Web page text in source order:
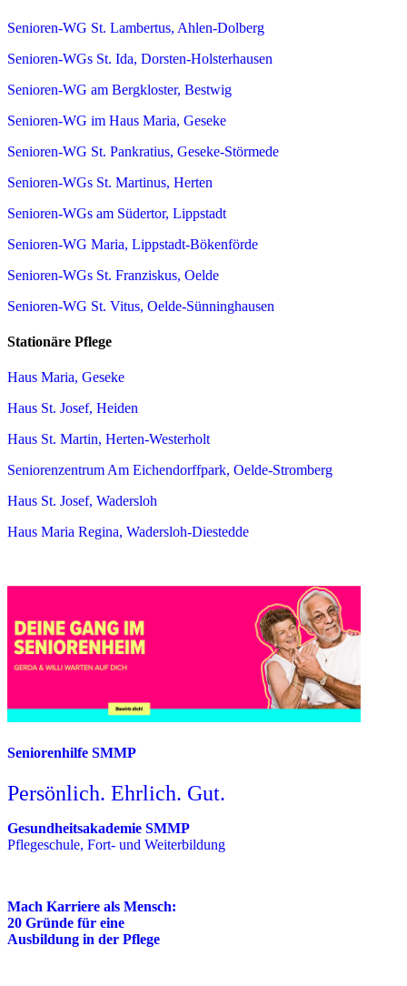
Senioren-WG St. Lambertus, Ahlen-Dolberg
Senioren-WGs St. Ida, Dorsten-Holsterhausen
Senioren-WG am Bergkloster, Bestwig
Senioren-WG im Haus Maria, Geseke
Senioren-WG St. Pankratius, Geseke-Störmede
Senioren-WGs St. Martinus, Herten
Senioren-WGs am Südertor, Lippstadt
Senioren-WG Maria, Lippstadt-Bökenförde
Senioren-WGs St. Franziskus, Oelde
Senioren-WG St. Vitus, Oelde-Sünninghausen
Stationäre Pflege
Haus Maria, Geseke
Haus St. Josef, Heiden
Haus St. Martin, Herten-Westerholt
Seniorenzentrum Am Eichendorffpark, Oelde-Stromberg
Haus St. Josef, Wadersloh
Haus Maria Regina, Wadersloh-Diestedde
Seniorenhilfe SMMP
Persönlich. Ehrlich. Gut.
Gesundheitsakademie SMMP
Pflegeschule, Fort- und Weiterbildung
Mach Karriere als Mensch:
20 Gründe für eine
Ausbildung in der Pflege